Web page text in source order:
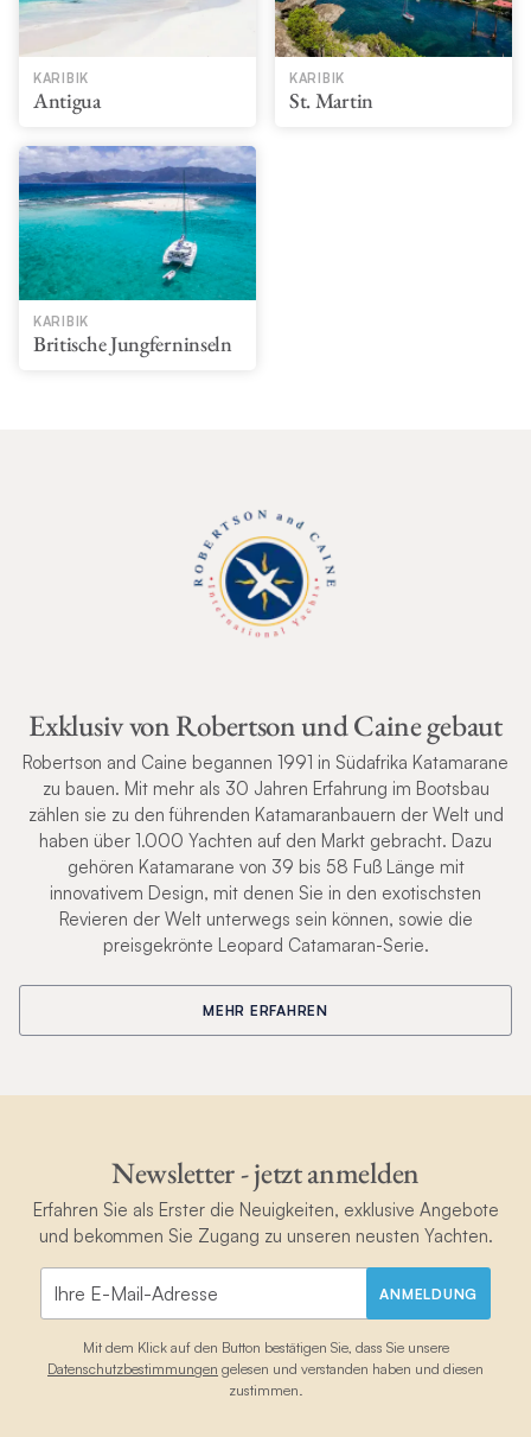
KARIBIK
Antigua
KARIBIK
St. Martin
KARIBIK
Britische Jungferninseln
Exklusiv von Robertson und Caine gebaut
Robertson and Caine begannen 1991 in Südafrika Katamarane
zu bauen. Mit mehr als 30 Jahren Erfahrung im Bootsbau
zählen sie zu den führenden Katamaranbauern der Welt und
haben über 1.000 Yachten auf den Markt gebracht. Dazu
gehören Katamarane von 39 bis 58 Fuß Länge mit
innovativem Design, mit denen Sie in den exotischsten
Revieren der Welt unterwegs sein können, sowie die
preisgekrönte Leopard Catamaran-Serie.
MEHR ERFAHREN
Newsletter - jetzt anmelden
Erfahren Sie als Erster die Neuigkeiten, exklusive Angebote
und bekommen Sie Zugang zu unseren neusten Yachten.
ANMELDUNG
Mit dem Klick auf den Button bestätigen Sie, dass Sie unsere
Datenschutzbestimmungen gelesen und verstanden haben und diesen
zustimmen.